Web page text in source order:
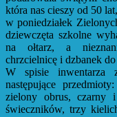
która nas cieszy od 50
w poniedziałek
dziewczęta szkolne
na ołtarz, a
chrzcielnicę i dzbanek
W spisie inwentarza
następujące
zielony obrus, czarny i
świeczników, trzy